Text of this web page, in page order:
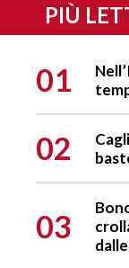
PIÙ
01
02
03